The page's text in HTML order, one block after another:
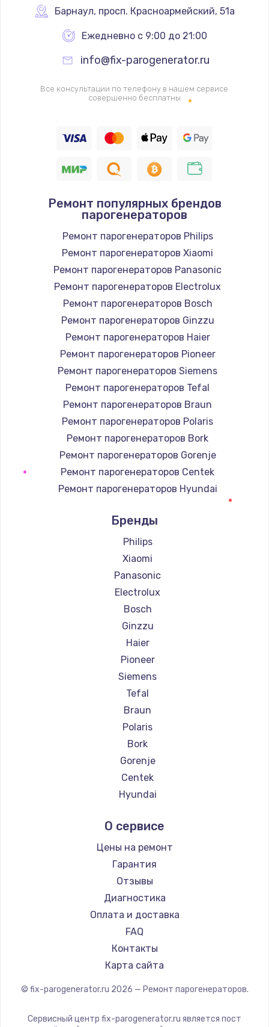
Барнаул, просп. Красноармейский, 51а
Ежедневно с 9:00 до 21:00
info@fix-parogenerator.ru
Все консультации по телефону в нашем сервисе
совершенно бесплатны
Ремонт популярных брендов
парогенераторов
Ремонт парогенераторов Philips
Ремонт парогенераторов Xiaomi
Ремонт парогенераторов Panasonic
Ремонт парогенераторов Electrolux
Ремонт парогенераторов Bosch
Ремонт парогенераторов Ginzzu
Ремонт парогенераторов Haier
Ремонт парогенераторов Pioneer
Ремонт парогенераторов Siemens
Ремонт парогенераторов Tefal
Ремонт парогенераторов Braun
Ремонт парогенераторов Polaris
Ремонт парогенераторов Bork
Ремонт парогенераторов Gorenje
Ремонт парогенераторов Centek
Ремонт парогенераторов Hyundai
Ремонт парогенераторов Hotpoint Ariston
Ремонт парогенераторов DELTA
Ремонт парогенераторов Silter
Ремонт парогенераторов Chayka
Ремонт парогенераторов Beko
Ремонт парогенераторов Vivitek
Ремонт парогенераторов RED solution
Бренды
Philips
Xiaomi
Panasonic
Electrolux
Bosch
Ginzzu
Haier
Pioneer
Siemens
Tefal
Braun
Polaris
Bork
Gorenje
Centek
Hyundai
DELTA
Silter
Chayka
Beko
Vivitek
RED solution
О сервисе
Цены на ремонт
Гарантия
Отзывы
Диагностика
Оплата и доставка
FAQ
Контакты
Карта сайта
© fix-parogenerator.ru 2026 — Ремонт парогенераторов.
Сервисный центр fix-parogenerator.ru является пост